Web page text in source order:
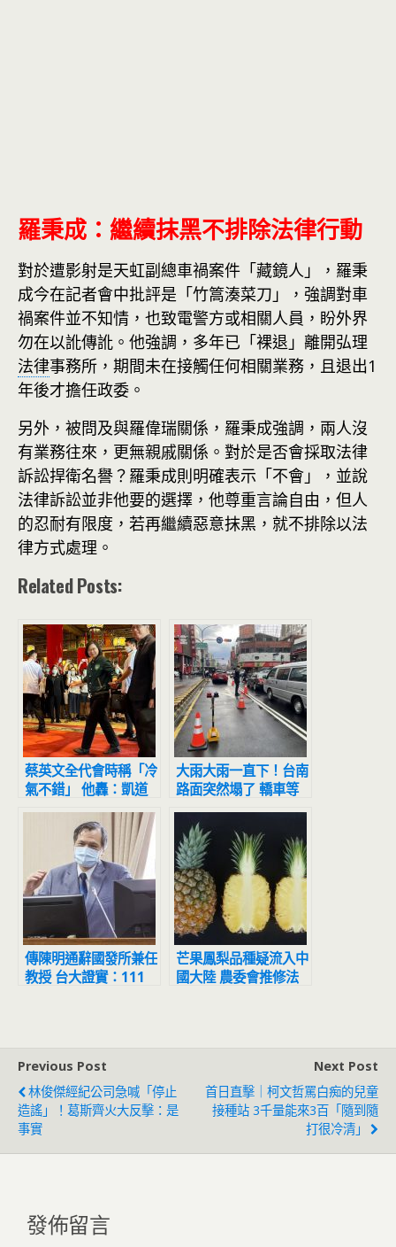
羅秉成：繼續抹黑不排除法律行動
對於遭影射是天虹副總車禍案件「藏鏡人」，羅秉
成今在記者會中批評是「竹篙湊菜刀」，強調對車
禍案件並不知情，也致電警方或相關人員，盼外界
勿在以訛傳訛。他強調，多年已「裸退」離開弘理
法律事務所，期間未在接觸任何相關業務，且退出1
年後才擔任政委。
另外，被問及與羅偉瑞關係，羅秉成強調，兩人沒
有業務往來，更無親戚關係。對於是否會採取法律
訴訟捍衛名譽？羅秉成則明確表示「不會」，並說
法律訴訟並非他要的選擇，他尊重言論自由，但人
的忍耐有限度，若再繼續惡意抹黑，就不排除以法
律方式處理。
Related Posts:
蔡英文全代會時稱「冷
氣不錯」 他轟：凱道
汗水臭、圓山凍死骨
大雨大雨一直下！台南
路面突然塌了 轎車等
紅燈陷坑洞
傳陳明通辭國發所兼任
教授 台大證實：111
芒果鳳梨品種疑流入中
國大陸 農委會推修法
Previous Post
林俊傑經紀公司急喊「停止
造謠」！葛斯齊火大反擊：是
事實
Next Post
首日直擊｜柯文哲罵白痴的兒童
接種站 3千量能來3百「隨到隨
打很冷清」
發佈留言